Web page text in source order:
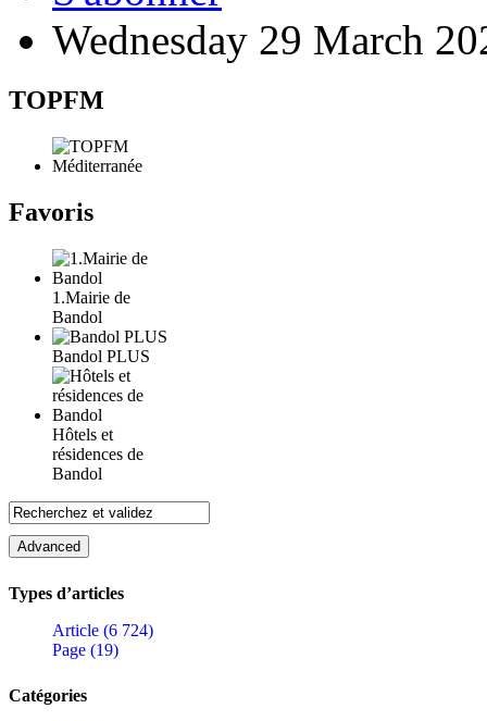
Wednesday 29 March
TOPFM
Favoris
1.Mairie de
Bandol
Bandol PLUS
Hôtels et
résidences de
Bandol
Types d’articles
Article (6 724)
Page (19)
Catégories